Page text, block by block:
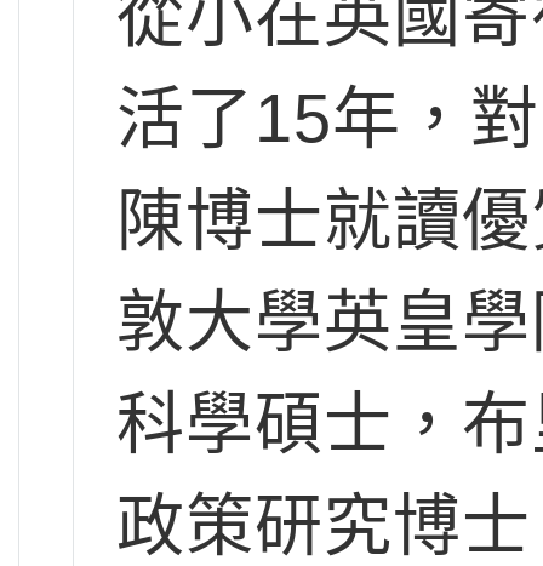
從小在英國
活了15年，
陳博士就讀
敦大學英皇
科學碩士，
政策研究博